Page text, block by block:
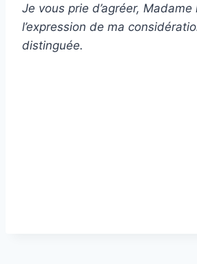
Je vous prie d’agréer,
l’expression de ma
distinguée.